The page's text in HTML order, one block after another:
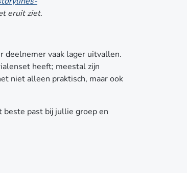
eruit ziet.
deelnemer vaak lager uitvallen.
heeft; meestal zijn
niet alleen praktisch, maar ook
beste past bij jullie groep en